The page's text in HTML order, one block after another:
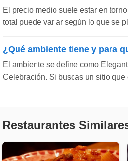
El precio medio suele estar en
total puede variar según lo que se
¿Qué ambiente tiene y para
El ambiente se define como
Celebración. Si buscas un sitio
Restaurantes